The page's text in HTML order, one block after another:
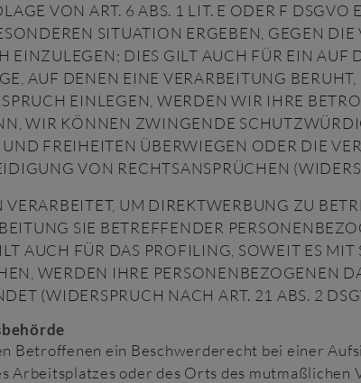
VON ART. 6 ABS. 1 LIT. E ODER F DSGVO
SITUATION ERGEBEN, GEGEN
EINZULEGEN; DIES GILT AUCH FÜR EIN AUF
AUF DENEN EINE VERARBEITUNG
EINLEGEN, WERDEN WIR IHRE
WIR KÖNNEN ZWINGENDE
FREIHEITEN ÜBERWIEGEN ODER DIE
VON RECHTSANSPRÜCHEN
UM DIREKTWERBUNG ZU
SIE BETREFFENDER
AUCH FÜR DAS PROFILING, SOWEIT ES
WERDEN IHRE PERSONENBEZOGENEN
(WIDERSPRUCH NACH ART. 21 ABS. 2
Betroffenen ein Beschwerderecht bei einer
oder des Orts des mutmaßlichen